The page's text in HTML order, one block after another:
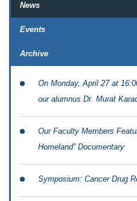
News
Events
Archive
On Monday, April 27 at
our alumnus Dr. Murat
Our Faculty Members
Homeland” Documentary
Symposium: Cancer Drug